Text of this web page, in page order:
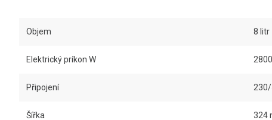
Objem 8 litr
Elektrický príkon W
Připojení
Šířka 324